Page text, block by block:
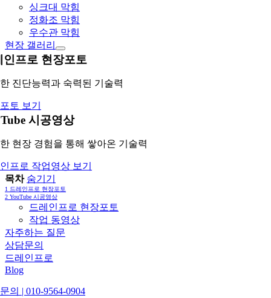
싱크대 막힘
정화조 막힘
우수관 막힘
현장 갤러리
인프로 현장포토
진단능력과 숙력된 기술력
토 보기
시공영상
현장 경험을 통해 쌓아온 기술력
프로 작업영상 보기
목차 숨기기
1 드레인프로 현장포토
2 YouTube 시공영상
드레인프로 현장포토
작업 동영상
자주하는 질문
상담문의
드레인프로
Blog
의 | 010-9564-0904